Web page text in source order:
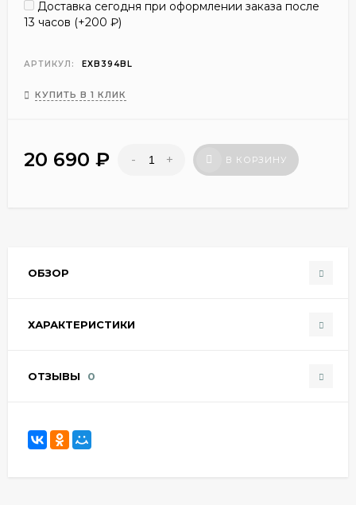
Доставка сегодня при оформлении заказа после
13 часов (+200 ₽)
АРТИКУЛ: EXB394BL
КУПИТЬ В 1 КЛИК
20 690 ₽ - + В КОРЗИНУ
ОБЗОР
ХАРАКТЕРИСТИКИ
ОТЗЫВЫ 0